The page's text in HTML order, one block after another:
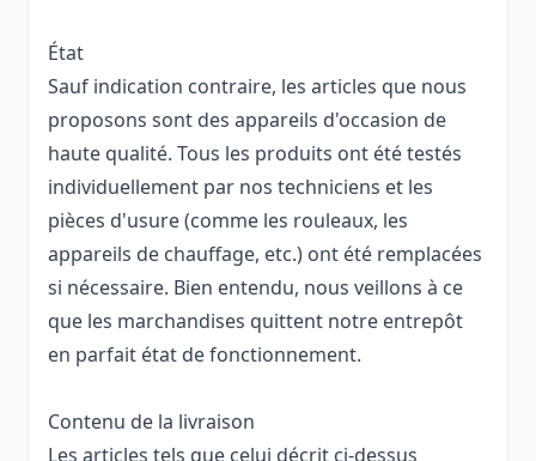
État
Sauf indication contraire, les articles que nous
proposons sont des appareils d'occasion de
haute qualité. Tous les produits ont été testés
individuellement par nos techniciens et les
pièces d'usure (comme les rouleaux, les
appareils de chauffage, etc.) ont été remplacées
si nécessaire. Bien entendu, nous veillons à ce
que les marchandises quittent notre entrepôt
en parfait état de fonctionnement.
Contenu de la livraison
Les articles tels que celui décrit ci-dessus